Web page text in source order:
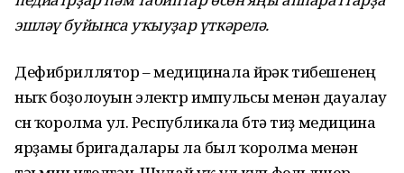
эшләү буйынса уҡыуҙар үткәрелә.
Дефибриллятор – медицинала йөрәк тибешенең
ныҡ боҙолоуын электр импульсы менән дауалау
өсөн ҡоролма ул. Республикала бөтә тиҙ медицина
ярҙамы бригадалары ла был ҡоролма менән